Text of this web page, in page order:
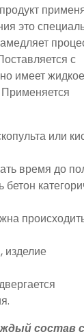
это
с
имеет жидкое
Применяется
или
время до
изделие
состав с